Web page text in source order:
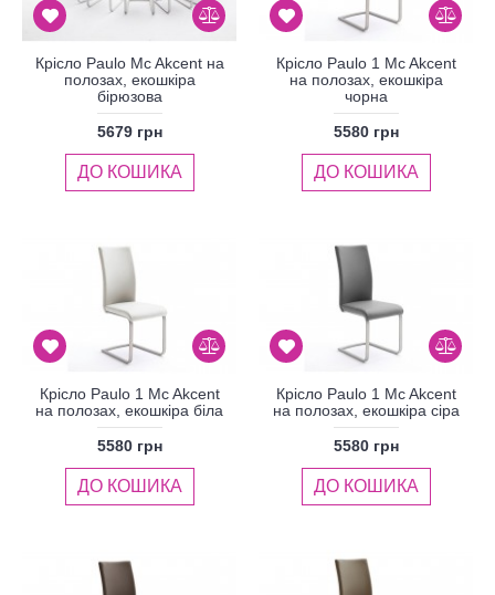
Крісло Paulo Mc Akcent на
полозах, екошкіра
бірюзова
5679 грн
ДО КОШИКА
Крісло Paulo 1 Mc Akcent
на полозах, екошкіра
чорна
5580 грн
ДО КОШИКА
Крісло Paulo 1 Mc Akcent
на полозах, екошкіра біла
5580 грн
ДО КОШИКА
Крісло Paulo 1 Mc Akcent
на полозах, екошкіра сіра
5580 грн
ДО КОШИКА